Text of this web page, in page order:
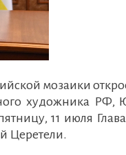
мозаики
художника
11 июля
Церетели.